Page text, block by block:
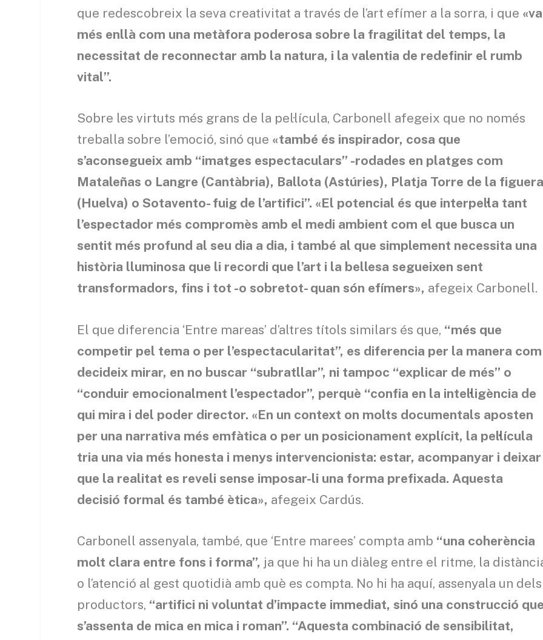
que redescobreix la seva creativitat a través de l’art efímer a la sorra, i que «va
més enllà com una metàfora poderosa sobre la fragilitat del temps, la
necessitat de reconnectar amb la natura, i la valentia de redefinir el rumb
vital”.
Sobre les virtuts més grans de la pel·lícula, Carbonell afegeix que no només
treballa sobre l’emoció, sinó que «també és inspirador, cosa que
s’aconsegueix amb “imatges espectaculars” -rodades en platges com
Mataleñas o Langre (Cantàbria), Ballota (Astúries), Platja Torre de la
(Huelva) o Sotavento- fuig de l’artifici”. «El potencial és que interpel·la tant
l’espectador més compromès amb el medi ambient com el que busca un
sentit més profund al seu dia a dia, i també al que simplement necessita una
història lluminosa que li recordi que l’art i la bellesa segueixen sent
transformadors, fins i tot -o sobretot- quan són efímers», afegeix Carbonell.
El que diferencia ‘Entre mareas’ d’altres títols similars és que, “més que
competir pel tema o per l’espectacularitat”, es diferencia per la manera com
decideix mirar, en no buscar “subratllar”, ni tampoc “explicar de més” o
“conduir emocionalment l’espectador”, perquè “confia en la intel·ligència de
qui mira i del poder director. «En un context on molts documentals aposten
per una narrativa més emfàtica o per un posicionament explícit, la pel·lícula
tria una via més honesta i menys intervencionista: estar, acompanyar i deixar
que la realitat es reveli sense imposar-li una forma prefixada. Aquesta
decisió formal és també ètica», afegeix Cardús.
Carbonell assenyala, també, que ‘Entre marees’ compta amb “una coherència
molt clara entre fons i forma”, ja que hi ha un diàleg entre el ritme, la
o l’atenció al gest quotidià amb què es compta. No hi ha aquí, assenyala un dels
productors, “artifici ni voluntat d’impacte immediat, sinó una construcció
s’assenta de mica en mica i roman”. “Aquesta combinació de sensibilitat,